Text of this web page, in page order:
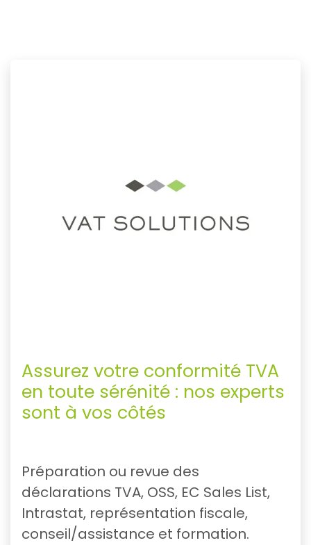
Assurez votre conformité TVA
en toute sérénité : nos experts
sont à vos côtés
Préparation ou revue des
déclarations TVA, OSS, EC Sales List,
Intrastat, représentation fiscale,
conseil/assistance et formation.